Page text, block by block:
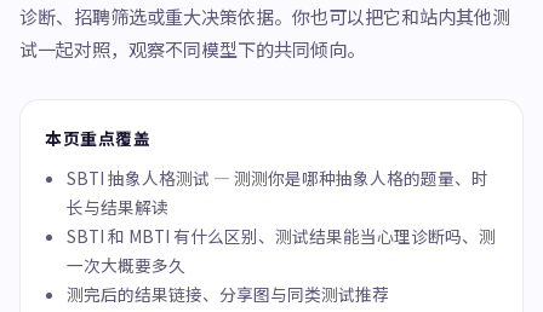
诊断、招聘筛选或重大决策依据。你也可以把它和站内其他测
试一起对照，观察不同模型下的共同倾向。
本页重点覆盖
SBTI 抽象人格测试 — 测测你是哪种抽象人格的题量、时
长与结果解读
SBTI 和 MBTI 有什么区别、测试结果能当心理诊断吗、测
一次大概要多久
测完后的结果链接、分享图与同类测试推荐